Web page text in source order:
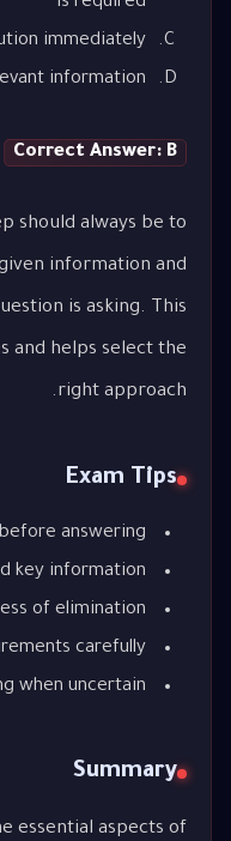
immediately
information
Correct Answer: B
should always be to
information and
is asking. This
and helps select the
right approach.
Exam Tips
answering
key information
of elimination
carefully
when uncertain
Summary